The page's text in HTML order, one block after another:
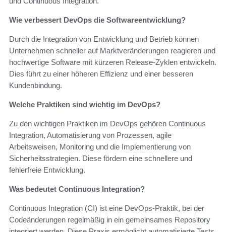
Wie verbessert DevOps die Softwareentwicklung?
Durch die Integration von Entwicklung und Betrieb können
Unternehmen schneller auf Marktveränderungen reagieren und
hochwertige Software mit kürzeren Release-Zyklen entwickeln.
Dies führt zu einer höheren Effizienz und einer besseren
Kundenbindung.
Welche Praktiken sind wichtig im DevOps?
Zu den wichtigen Praktiken im DevOps gehören Continuous
Integration, Automatisierung von Prozessen, agile
Arbeitsweisen, Monitoring und die Implementierung von
Sicherheitsstrategien. Diese fördern eine schnellere und
fehlerfreie Entwicklung.
Was bedeutet Continuous Integration?
Continuous Integration (CI) ist eine DevOps-Praktik, bei der
Codeänderungen regelmäßig in ein gemeinsames Repository